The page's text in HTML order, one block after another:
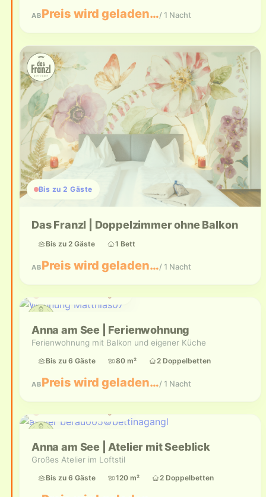
ABPreis wird geladen…/ 1 Nacht
Bis zu 2 Gäste
Das Franzl | Doppelzimmer ohne Balkon
Bis zu 2 Gäste 1 Bett
ABPreis wird geladen…/ 1 Nacht
Anna am See | Ferienwohnung
Ferienwohnung mit Balkon und eigener Küche
Bis zu 6 Gäste 80 m² 2 Doppelbetten
ABPreis wird geladen…/ 1 Nacht
Anna am See | Atelier mit Seeblick
Großes Atelier im Loftstil
Bis zu 6 Gäste 120 m² 2 Doppelbetten